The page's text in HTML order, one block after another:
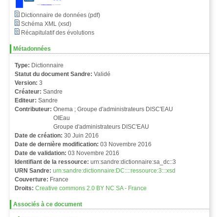
Dictionnaire de données (pdf)
Schéma XML (xsd)
Récapitulatif des évolutions
Métadonnées
Type: Dictionnaire
Statut du document Sandre: Validé
Version: 3
Créateur: Sandre
Editeur: Sandre
Contributeur: Onema ; Groupe d'administrateurs DISC'EAU
OIEau
Groupe d'administrateurs DISC'EAU
Date de création: 30 Juin 2016
Date de dernière modification: 03 Novembre 2016
Date de validation: 03 Novembre 2016
Identifiant de la ressource: urn:sandre:dictionnaire:sa_dc::3
URN Sandre: urn:sandre:dictionnaire:DC::::ressource:3:::xsd
Couverture: France
Droits: Creative commons 2.0 BY NC SA - France
Associés à ce document